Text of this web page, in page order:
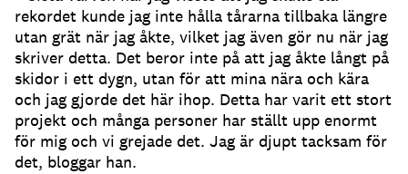
rekordet kunde jag inte hålla tårarna tillbaka längre
utan grät när jag åkte, vilket jag även gör nu när jag
skriver detta. Det beror inte på att jag åkte långt på
skidor i ett dygn, utan för att mina nära och kära
och jag gjorde det här ihop. Detta har varit ett stort
projekt och många personer har ställt upp enormt
för mig och vi grejade det. Jag är djupt tacksam för
det, bloggar han.